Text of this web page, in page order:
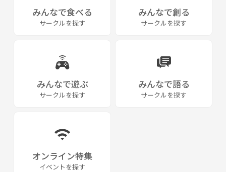
みんなで食べる
サークルを探す
みんなで創る
サークルを探す
みんなで遊ぶ
サークルを探す
みんなで語る
サークルを探す
オンライン特集
イベントを探す